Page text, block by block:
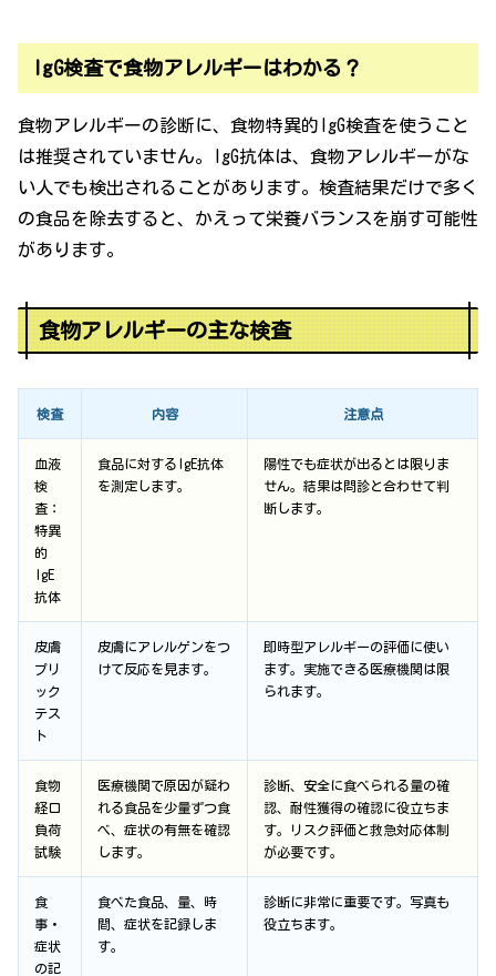
IgG検査で食物アレルギーはわかる？
食物アレルギーの診断に、食物特異的IgG検査を使うこと
は推奨されていません。IgG抗体は、食物アレルギーがな
い人でも検出されることがあります。検査結果だけで多く
の食品を除去すると、かえって栄養バランスを崩す可能性
があります。
食物アレルギーの主な検査
検査 内容 注意点
血液
検
査：
特異
的
IgE
抗体
食品に対するIgE抗体
を測定します。
陽性でも症状が出るとは限りま
せん。結果は問診と合わせて判
断します。
皮膚
プリ
ック
テス
ト
皮膚にアレルゲンをつ
けて反応を見ます。
即時型アレルギーの評価に使い
ます。実施できる医療機関は限
られます。
食物
経口
負荷
試験
医療機関で原因が疑わ
れる食品を少量ずつ食
べ、症状の有無を確認
します。
診断、安全に食べられる量の確
認、耐性獲得の確認に役立ちま
す。リスク評価と救急対応体制
が必要です。
食
事・
症状
の記
食べた食品、量、時
間、症状を記録しま
す。
診断に非常に重要です。写真も
役立ちます。